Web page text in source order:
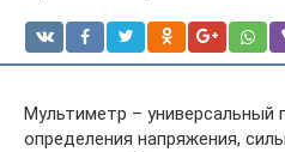
Мультиметр – универсальный
определения напряжения,